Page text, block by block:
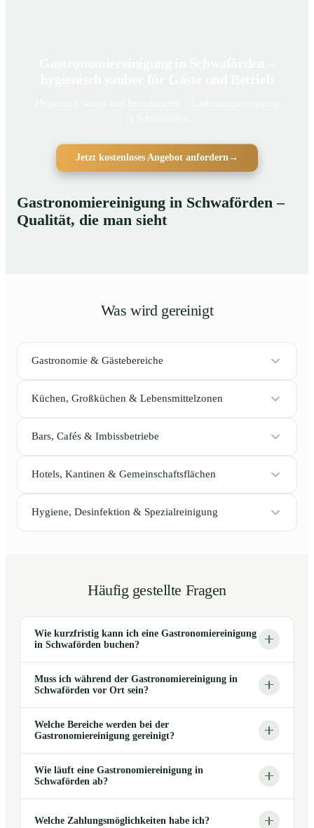
Jetzt kostenloses Angebot anfordern →
Gastronomiereinigung in Schwaförden –
Qualität, die man sieht
Was wird gereinigt
Gastronomie & Gästebereiche
Küchen, Großküchen & Lebensmittelzonen
Bars, Cafés & Imbissbetriebe
Hotels, Kantinen & Gemeinschaftsflächen
Hygiene, Desinfektion & Spezialreinigung
Häufig gestellte Fragen
Wie kurzfristig kann ich eine Gastronomiereinigung
in Schwaförden buchen?
Muss ich während der Gastronomiereinigung in
Schwaförden vor Ort sein?
Welche Bereiche werden bei der
Gastronomiereinigung gereinigt?
Wie läuft eine Gastronomiereinigung in
Schwaförden ab?
Welche Zahlungsmöglichkeiten habe ich?